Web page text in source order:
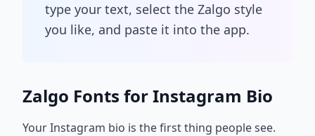
type your text, select the Zalgo style
you like, and paste it into the app.
Zalgo Fonts for Instagram Bio
Your Instagram bio is the first thing people see.